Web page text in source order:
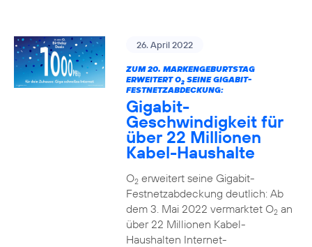
26. April 2022
ZUM 20. MARKENGEBURTSTAG
ERWEITERT O2SEINE GIGABIT-
FESTNETZABDECKUNG:
Gigabit-
Geschwindigkeit für
über 22 Millionen
Kabel-Haushalte
O2erweitert seine Gigabit-
Festnetzabdeckung deutlich: Ab
dem 3. Mai 2022 vermarktet O2an
über 22 Millionen Kabel-
Haushalten Internet-